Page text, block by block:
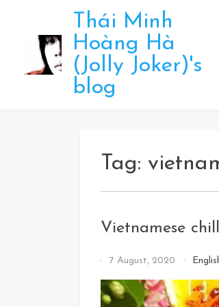
Thái Minh
Hoàng Hà
(Jolly Joker)'s
blog
Tag:
Vietnamese
By
Joker
7 August, 2020